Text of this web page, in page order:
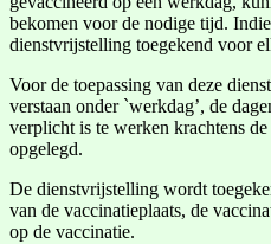
bekomen voor de nodige tijd.
dienstvrijstelling toegekend voor
Voor de toepassing van deze
verstaan onder `werkdag’, de
verplicht is te werken krachtens
opgelegd.
De dienstvrijstelling wordt
van de vaccinatieplaats, de
op de vaccinatie.